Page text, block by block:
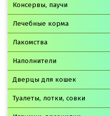
Консервы, паучи
Лечебные корма
Лакомства
Наполнители
Дверцы для кошек
Туалеты, лотки, совки